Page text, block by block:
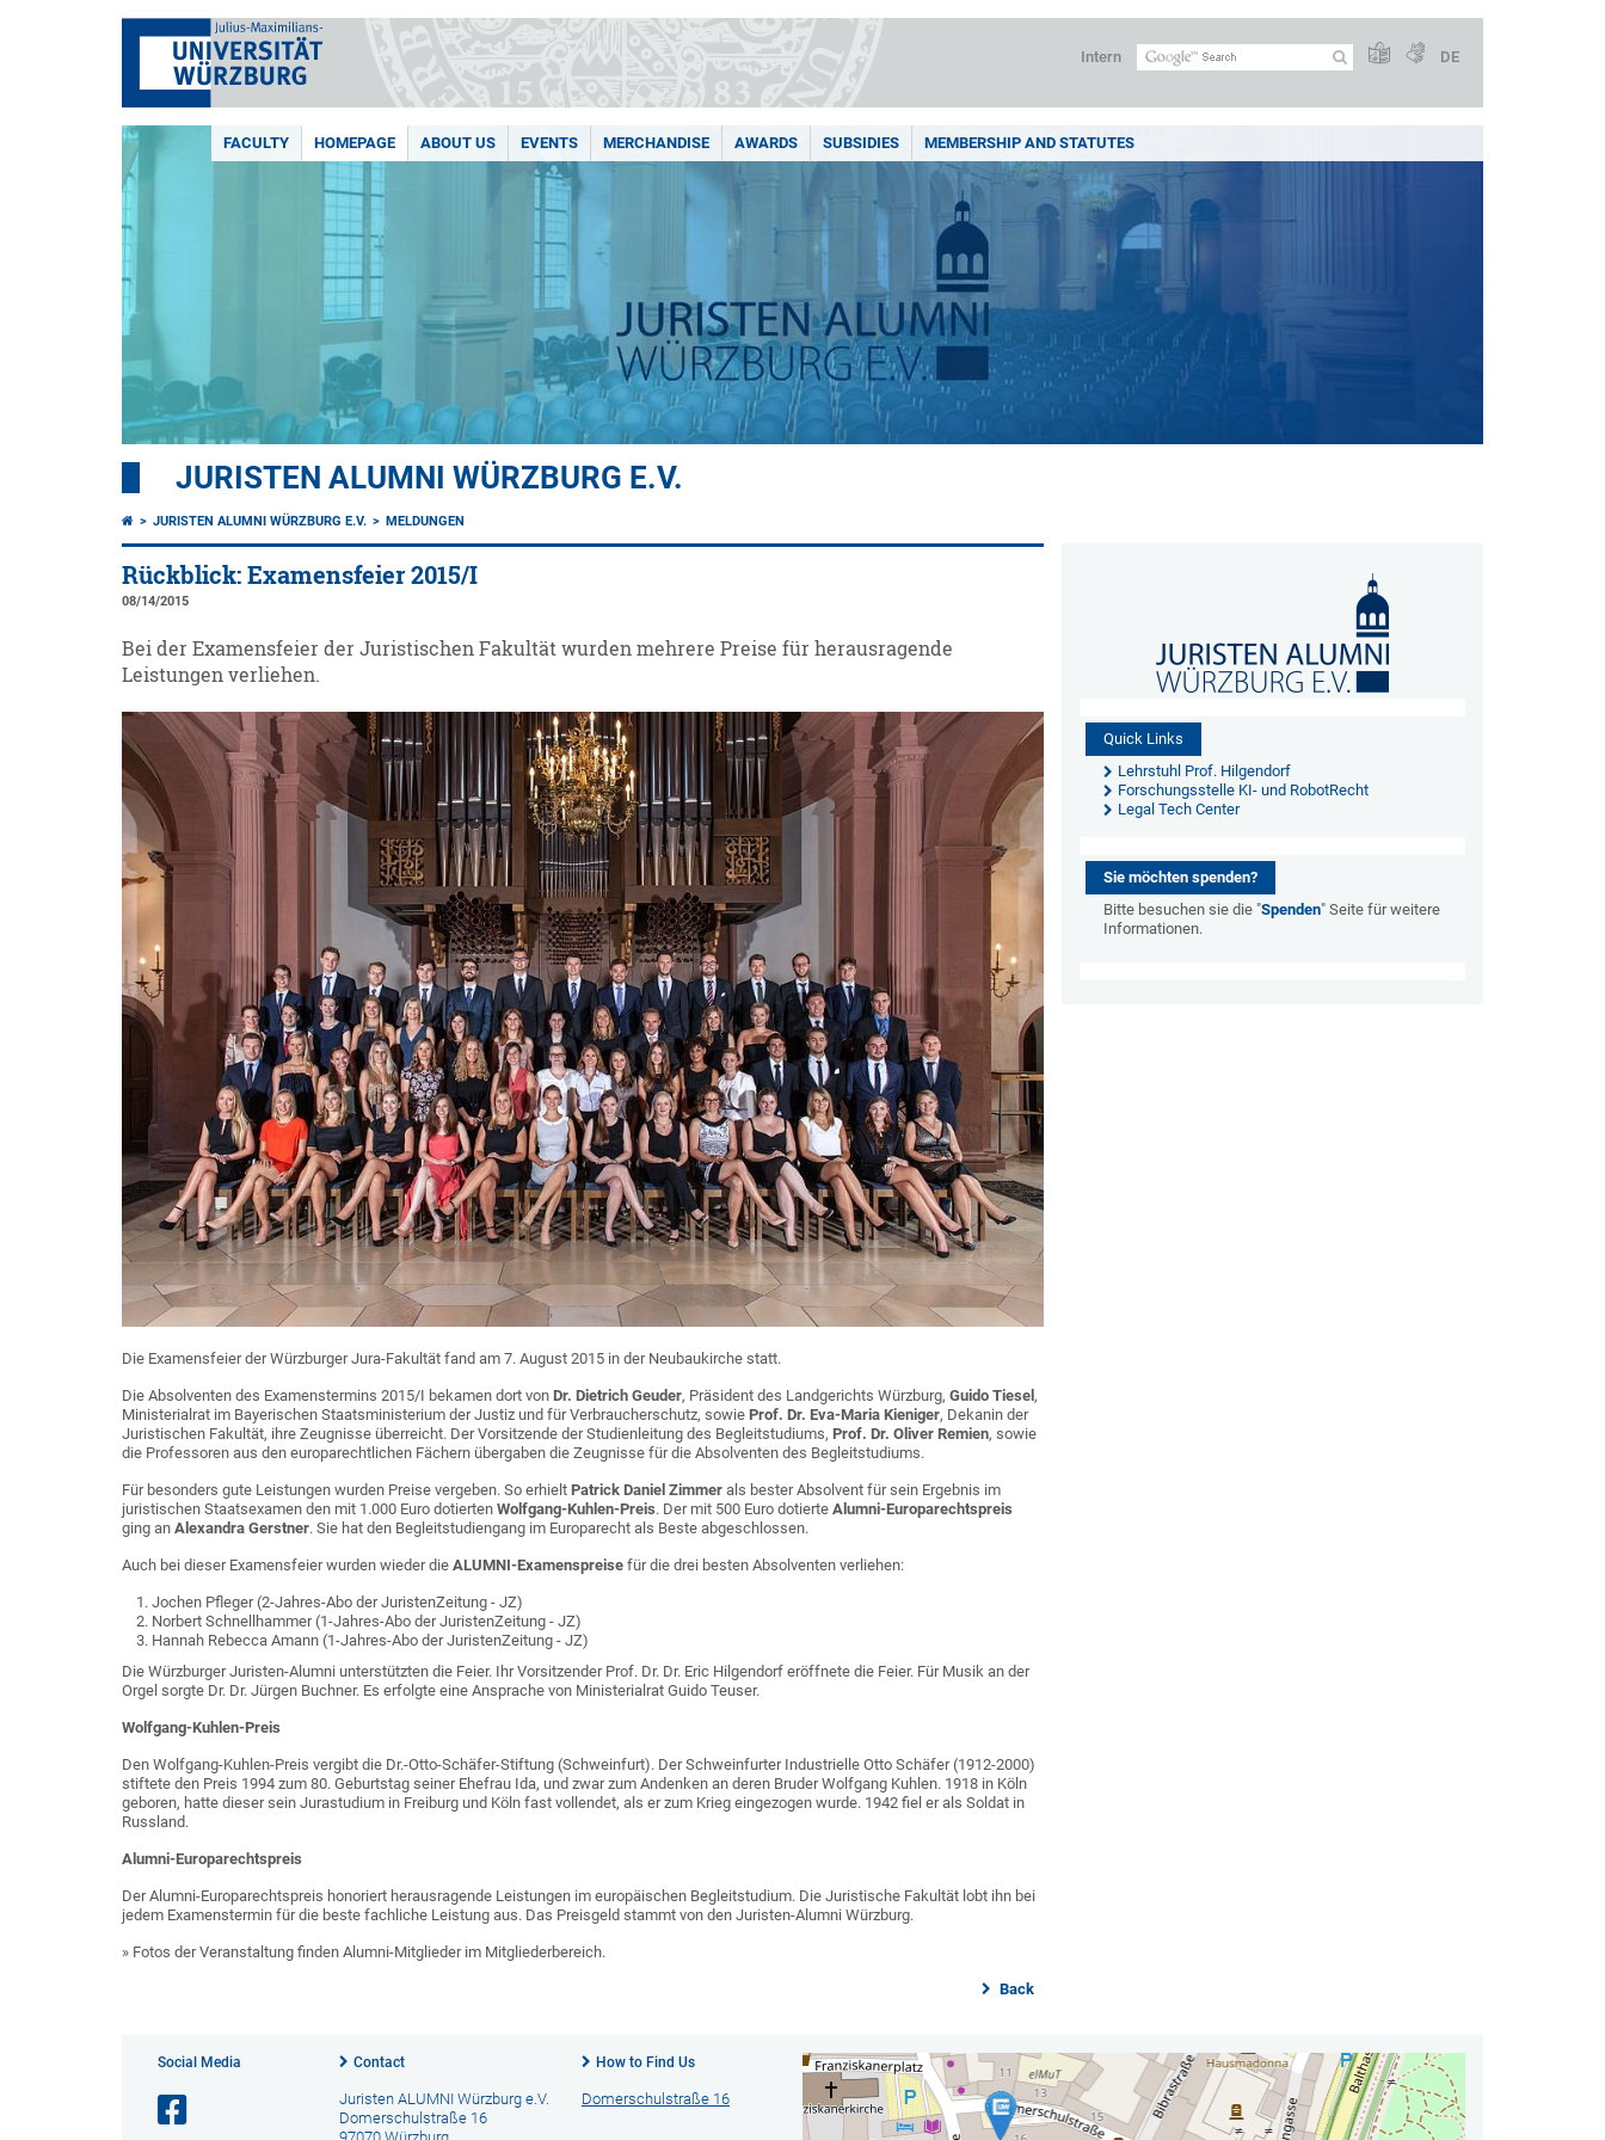
Intern DE
FACULTY HOMEPAGE ABOUT US EVENTS MERCHANDISE AWARDS SUBSIDIES MEMBERSHIP AND STATUTES
JURISTEN ALUMNI WÜRZBURG E.V.
JURISTEN ALUMNI WÜRZBURG E.V. MELDUNGEN
Rückblick: Examensfeier 2015/I
08/14/2015
Bei der Examensfeier der Juristischen Fakultät wurden mehrere Preise für herausragende
Leistungen verliehen.
Die Examensfeier der Würzburger Jura-Fakultät fand am 7. August 2015 in der Neubaukirche statt.
Die Absolventen des Examenstermins 2015/I bekamen dort von Dr. Dietrich Geuder, Präsident des Landgerichts Würzburg, Guido Tiesel ,
Ministerialrat im Bayerischen Staatsministerium der Justiz und für Verbraucherschutz, sowie Prof. Dr. Eva-Maria Kieniger, Dekanin der
Juristischen Fakultät, ihre Zeugnisse überreicht. Der Vorsitzende der Studienleitung des Begleitstudiums, Prof. Dr. Oliver Remien, sowie
die Professoren aus den europarechtlichen Fächern übergaben die Zeugnisse für die Absolventen des Begleitstudiums.
Für besonders gute Leistungen wurden Preise vergeben. So erhielt Patrick Daniel Zimmer als bester Absolvent für sein Ergebnis im
juristischen Staatsexamen den mit 1.000 Euro dotierten Wolfgang-Kuhlen-Preis. Der mit 500 Euro dotierte Alumni-Europarechtspreis
ging an Alexandra Gerstner. Sie hat den Begleitstudiengang im Europarecht als Beste abgeschlossen.
Auch bei dieser Examensfeier wurden wieder die ALUMNI-Examenspreise für die drei besten Absolventen verliehen:
Jochen Pfleger (2-Jahres-Abo der JuristenZeitung - JZ)
Norbert Schnellhammer (1-Jahres-Abo der JuristenZeitung - JZ)
Hannah Rebecca Amann (1-Jahres-Abo der JuristenZeitung - JZ)
Die Würzburger Juristen-Alumni unterstützten die Feier. Ihr Vorsitzender Prof. Dr. Dr. Eric Hilgendorf eröffnete die Feier. Für Musik an der
Orgel sorgte Dr. Dr. Jürgen Buchner. Es erfolgte eine Ansprache von Ministerialrat Guido Teuser.
Wolfgang-Kuhlen-Preis
Den Wolfgang-Kuhlen-Preis vergibt die Dr.-Otto-Schäfer-Stiftung (Schweinfurt). Der Schweinfurter Industrielle Otto Schäfer (1912-2000)
stiftete den Preis 1994 zum 80. Geburtstag seiner Ehefrau Ida, und zwar zum Andenken an deren Bruder Wolfgang Kuhlen. 1918 in Köln
geboren, hatte dieser sein Jurastudium in Freiburg und Köln fast vollendet, als er zum Krieg eingezogen wurde. 1942 fiel er als Soldat in
Russland.
Alumni-Europarechtspreis
Der Alumni-Europarechtspreis honoriert herausragende Leistungen im europäischen Begleitstudium. Die Juristische Fakultät lobt ihn bei
jedem Examenstermin für die beste fachliche Leistung aus. Das Preisgeld stammt von den Juristen-Alumni Würzburg.
» Fotos der Veranstaltung finden Alumni-Mitglieder im Mitgliederbereich.
Back
Quick Links
Lehrstuhl Prof. Hilgendorf
Forschungsstelle KI- und RobotRecht
Legal Tech Center
Sie möchten spenden?
Bitte besuchen sie die "Spenden" Seite für weitere
Informationen.
Social Media Contact
Juristen ALUMNI Würzburg e.V.
Domerschulstraße 16
How to Find Us
Domerschulstraße 16